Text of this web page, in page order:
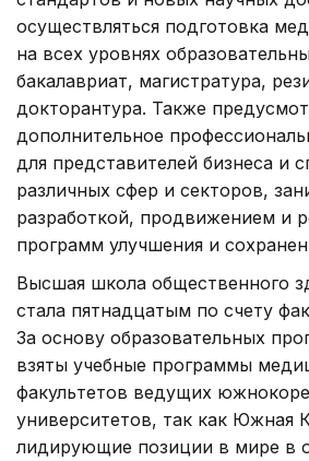
осуществляться подготовка
на всех уровнях
бакалавриат, магистратура,
докторантура. Также
дополнительное
для представителей бизнеса и
различных сфер и секторов,
разработкой, продвижением и
программ улучшения и
Высшая школа общественного
стала пятнадцатым по счету
За основу образовательных
взяты учебные программы
факультетов ведущих
университетов, так как Южная
лидирующие позиции в мире в